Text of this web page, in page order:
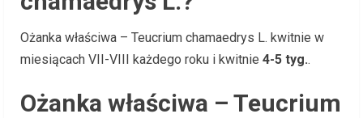
Ożanka właściwa – Teucrium chamaedrys L. kwitnie w
miesiącach VII-VIII każdego roku i kwitnie 4-5 tyg..
Ożanka właściwa – Teucrium